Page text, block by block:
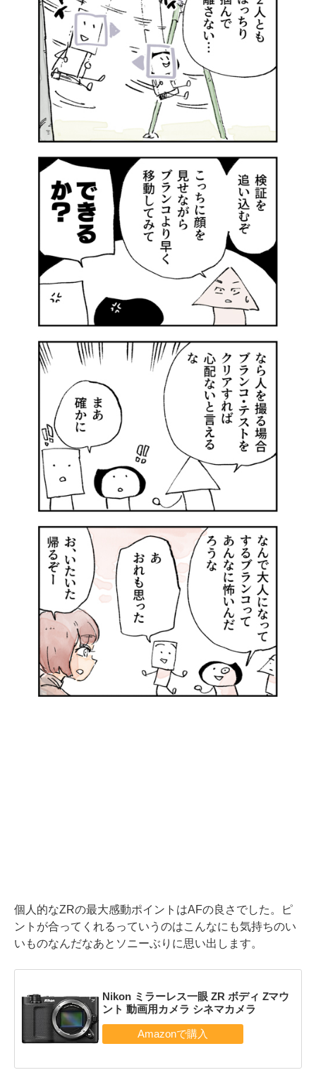
個人的なZRの最大感動ポイントはAFの良さでした。ピ
ントが合ってくれるっていうのはこんなにも気持ちのい
いものなんだなあとソニーぶりに思い出します。
Nikon ミラーレス一眼 ZR ボディ Zマウ
ント 動画用カメラ シネマカメラ